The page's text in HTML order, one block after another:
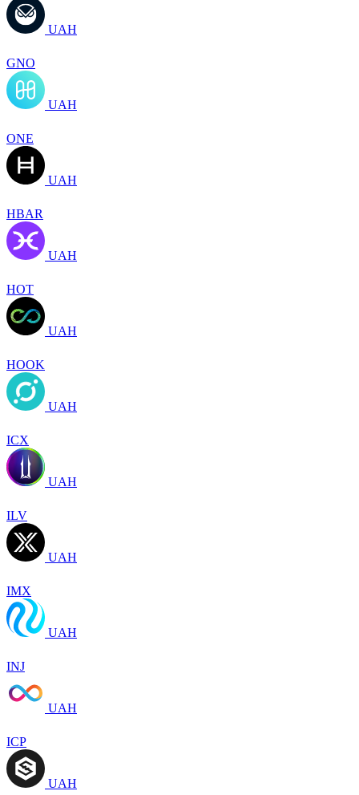
UAH
GNO
UAH
ONE
UAH
HBAR
UAH
HOT
UAH
HOOK
UAH
ICX
UAH
ILV
UAH
IMX
UAH
INJ
UAH
ICP
UAH